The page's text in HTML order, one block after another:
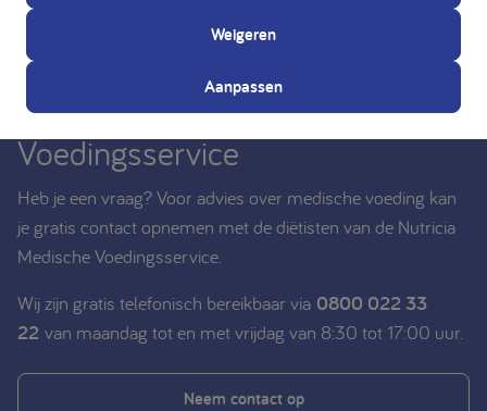
Vraag persoonlijk advies aan de
Nutricia Medische
Voedingsservice
Heb je een vraag? Voor advies over medische voeding kan
je gratis contact opnemen met de diëtisten van de Nutricia
Medische Voedingsservice.
Wij zijn gratis telefonisch bereikbaar via 0800 022 33
22 van maandag tot en met vrijdag van 8:30 tot 17:00 uur.
Neem contact op
Weigeren
Aanpassen